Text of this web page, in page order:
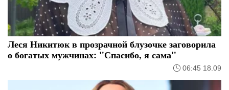
Леся Никитюк в прозрачной блузочке заговорила
о богатых мужчинах: "Спасибо, я сама"
06:45 18.09